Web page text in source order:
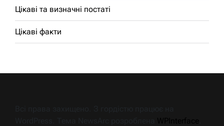
Цікаві та визначні постаті
Цікаві факти